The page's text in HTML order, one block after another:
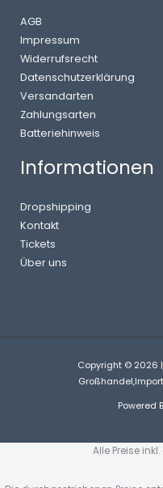
AGB
Impressum
Widerrufsrecht
Datenschutzerklärung
Versandarten
Zahlungsarten
Batteriehinweis
Informationen
Dropshipping
Kontakt
Tickets
Über uns
Copyright © 2026
Powered
Alle Preise